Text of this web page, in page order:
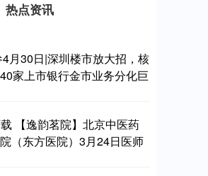
热点资讯
月30日|深圳楼市放大招，核
家上市银行金市业务分化巨
【逸韵茗院】北京中医药
（东方医院）3月24日医师